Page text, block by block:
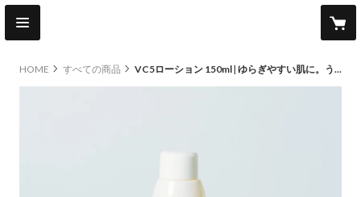
HOME すべての商品 VC5ローション 150ml | ゆらぎやすい肌に。うるおいを与えて整えるビタミンC化粧水。